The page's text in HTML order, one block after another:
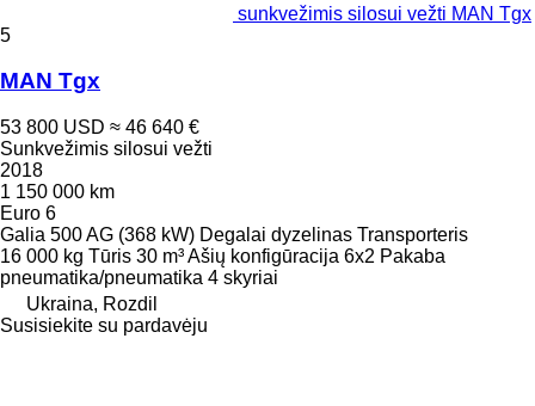
sunkvežimis silosui vežti MAN Tgx
5
MAN Tgx
53 800 USD ≈ 46 640 €
Sunkvežimis silosui vežti
2018
1 150 000 km
Euro 6
Galia 500 AG (368 kW) Degalai dyzelinas Transporteris
16 000 kg Tūris 30 m³Ašių konfigūracija 6x2 Pakaba
pneumatika/pneumatika 4 skyriai
Ukraina, Rozdil
Susisiekite su pardavėju